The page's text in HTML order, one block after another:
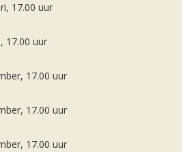
17.00 uur
17.00 uur
17.00 uur
17.00 uur
17.00 uur